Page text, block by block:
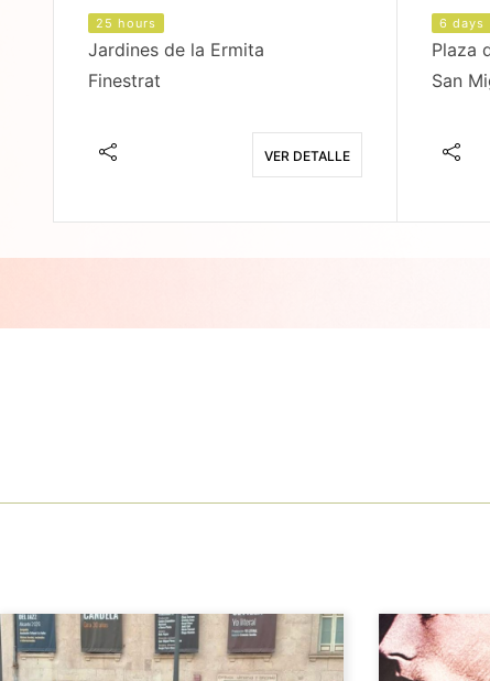
25 hours
Jardines de la Ermita
Finestrat
VER DETALLE
6 days
Plaza
San